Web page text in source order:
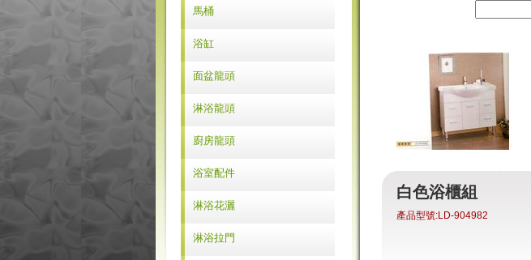
GEBERIT
ROCA
馬桶
GEBERIT
ROMAX
浴缸
浴缸系列
面盆龍頭
KLUDI
BETTOR
淋浴龍頭
KLUDI
BETTOR
廚房龍頭
KLUDI
浴室配件
Yatin
淋浴花灑
Yatin
淋浴拉門
白色浴櫃組
產品型號:LD-904982